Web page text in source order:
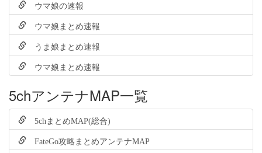
ウマ娘の速報
ウマ娘まとめ速報
うま娘まとめ速報
ウマ娘まとめ速報
5chアンテナMAP一覧
5chまとめMAP(総合)
FateGo攻略まとめアンテナMAP